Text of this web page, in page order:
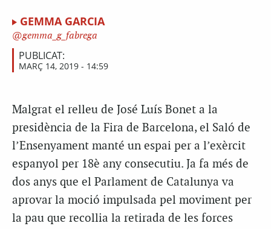
GEMMA GARCIA
gemma_g_fabrega
PUBLICAT:
MARÇ 14, 2019 - 14:59
Malgrat el relleu de José Luís Bonet a la
presidència de la Fira de Barcelona, el Saló de
l’Ensenyament manté un espai per a l’exèrcit
espanyol per 18è any consecutiu. Ja fa més de
dos anys que el Parlament de Catalunya va
aprovar la moció impulsada pel moviment per
la pau que recollia la retirada de les forces